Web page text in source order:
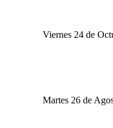
Viernes 24 de
Martes 26 de